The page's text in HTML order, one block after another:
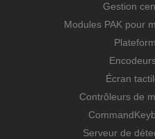
Gestion
Modules PAK pour
Écran
Contrôleurs de
Serveur de